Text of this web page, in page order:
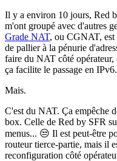
Il y a environ 10 jours, Red
m'ont groupé avec d'autres
Grade NAT, ou CGNAT, est
de pallier à la pénurie
faire du NAT côté
ça facilite le passage en IPv6.
Mais.
C'est du NAT. Ça empêche
box. Celle de Red by SFR
menus... 😒 Il est peut-être
routeur tierce-partie, mais il
reconfiguration côté